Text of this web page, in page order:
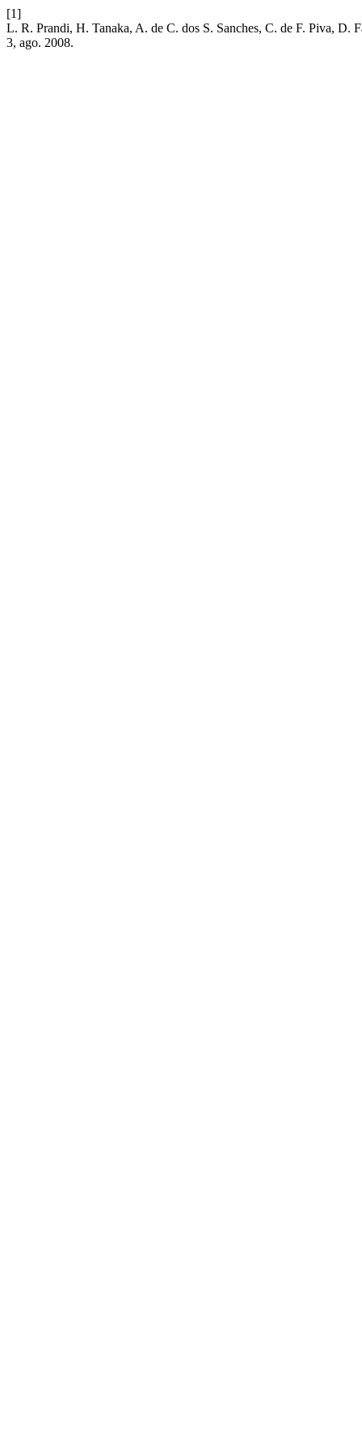
[1]
L. R. Prandi, H. Tanaka, A. de C. dos S. Sanches, C. de F. Piva, D.
3, ago. 2008.